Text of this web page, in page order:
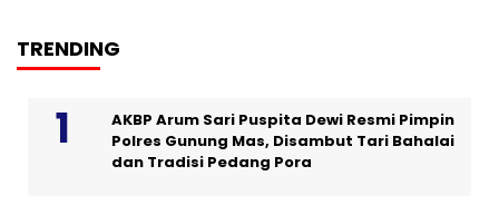
TRENDING
AKBP Arum Sari Puspita Dewi Resmi Pimpin
Polres Gunung Mas, Disambut Tari Bahalai
dan Tradisi Pedang Pora